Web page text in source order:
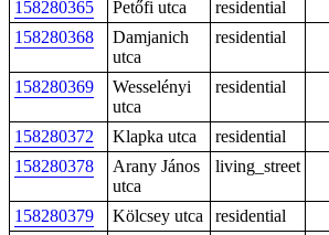
158280365
Petőfi utca
residential
158280368
Damjanich
utca
residential
158280369
Wesselényi
utca
residential
158280372 Klapka utca
residential
158280378
Arany János
utca
living_street
158280379 Kölcsey utca
residential